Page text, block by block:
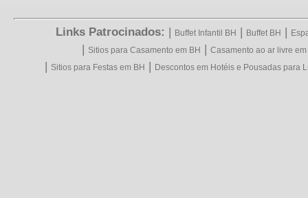
Links Patrocinados: | Buffet Infantil BH | Buffet BH |
| Sitios para Casamento em BH | Casamento ao ar livre em
| Sitios para Festas em BH | Descontos em Hotéis e Pousadas para